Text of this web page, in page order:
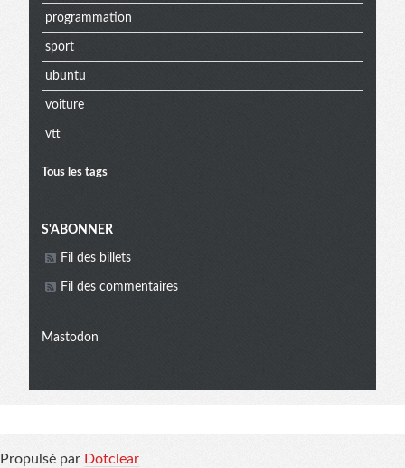
programmation
sport
ubuntu
voiture
vtt
Tous les tags
Menu
extra
S'ABONNER
Fil des billets
Fil des commentaires
Mastodon
Informations
Propulsé par Dotclear